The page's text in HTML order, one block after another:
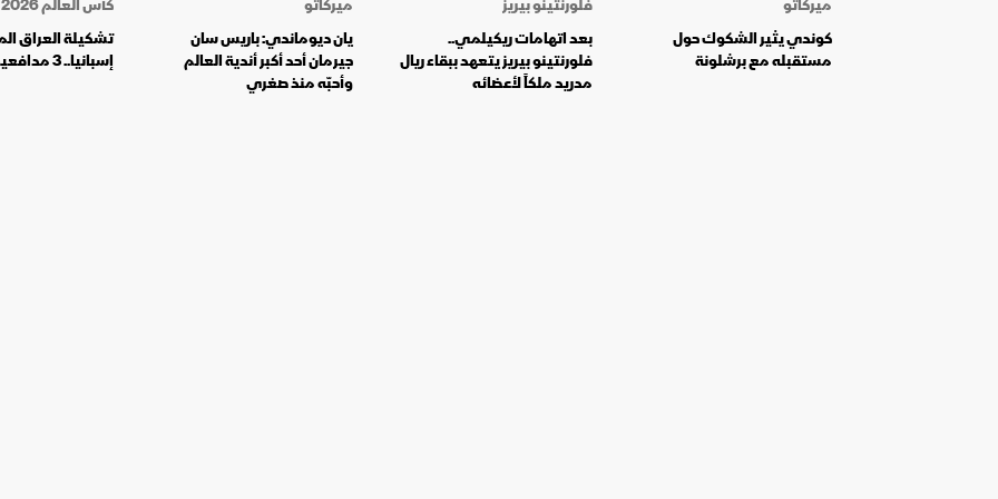
ميركاتو
كوندي يثير الشكوك حول
مستقبله مع برشلونة
فلورنتينو بيريز
بعد اتهامات ريكيلمي..
فلورنتينو بيريز يتعهد ببقاء ريال
مدريد ملكاً لأعضائه
ميركاتو
يان ديوماندي: باريس سان
جيرمان أحد أكبر أندية العالم
وأحبّه منذ صغري
كأس العالم 2026
تشكيلة العراق
إسبانيا.. 3 مدافعين؟